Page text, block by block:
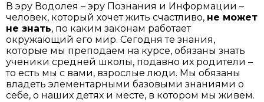
В эру Водолея – эру Познания и Информации –
человек, который хочет жить счастливо, не может
не знать, по каким законам работает
окружающий его мир. Сегодня те знания,
которые мы преподаем на курсе, обязаны знать
ученики средней школы, подавно их родители –
то есть мы с вами, взрослые люди. Мы обязаны
владеть элементарными базовыми знаниями о
себе, о наших детях и месте, в котором мы живем.